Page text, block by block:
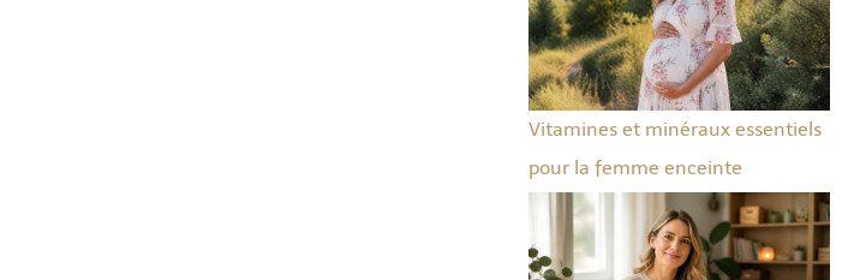
Vitamines et minéraux essentiels
pour la femme enceinte